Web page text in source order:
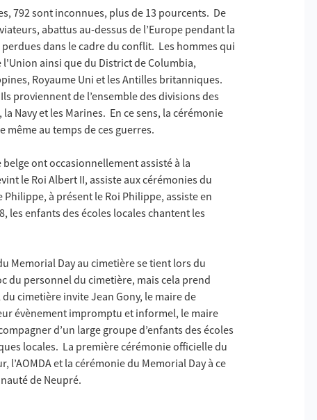
792 sont inconnues, plus de 13 pourcents. De
abattus au-dessus de l’Europe pendant la
dans le cadre du conflit. Les hommes qui
ainsi que du District de Columbia,
Royaume Uni et les Antilles britanniques.
proviennent de l’ensemble des divisions des
la Navy et les Marines. En ce sens, la cérémonie
même au temps de ces guerres.
ont occasionnellement assisté à la
le Roi Albert II, assiste aux cérémonies du
à présent le Roi Philippe, assiste en
les enfants des écoles locales chantent les
Memorial Day au cimetière se tient lors du
du personnel du cimetière, mais cela prend
cimetière invite Jean Gony, le maire de
évènement impromptu et informel, le maire
d’un large groupe d’enfants des écoles
locales. La première cérémonie officielle du
l’AOMDA et la cérémonie du Memorial Day à ce
de Neupré.